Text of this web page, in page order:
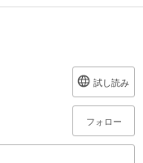
試し読み
フォロー